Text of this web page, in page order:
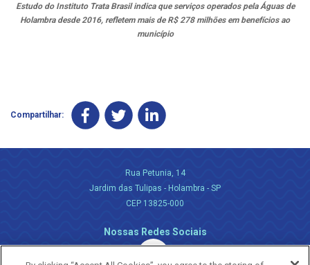
Estudo do Instituto Trata Brasil indica que serviços operados pela Águas de
Holambra desde 2016, refletem mais de R$ 278 milhões em benefícios ao
município
Compartilhar:
Rua Petunia, 14
Jardim das Tulipas - Holambra - SP
CEP 13825-000
Nossas Redes Sociais